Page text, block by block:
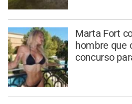
Marta Fort
hombre que
concurso